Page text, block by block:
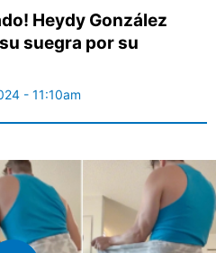
Heydy González
suegra por su
- 11:10am